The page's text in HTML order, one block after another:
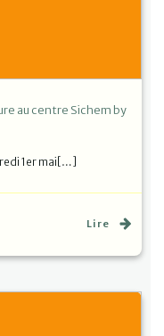
au centre Sichem by
1er mai[…]
Lire